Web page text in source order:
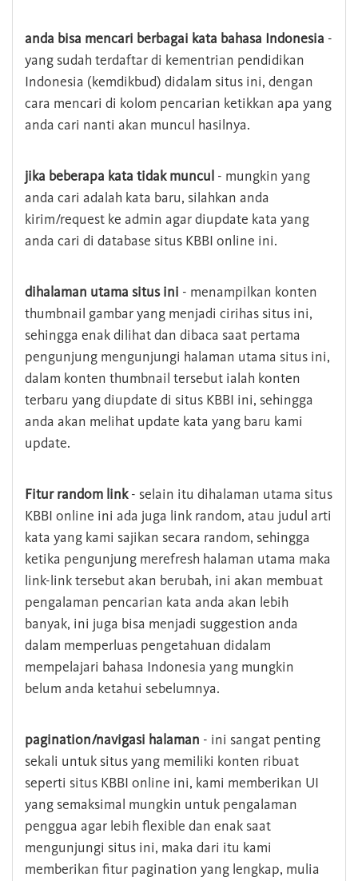
anda bisa mencari berbagai kata bahasa Indonesia -
yang sudah terdaftar di kementrian pendidikan
Indonesia (kemdikbud) didalam situs ini, dengan
cara mencari di kolom pencarian ketikkan apa yang
anda cari nanti akan muncul hasilnya.
jika beberapa kata tidak muncul - mungkin yang
anda cari adalah kata baru, silahkan anda
kirim/request ke admin agar diupdate kata yang
anda cari di database situs KBBI online ini.
dihalaman utama situs ini - menampilkan konten
thumbnail gambar yang menjadi cirihas situs ini,
sehingga enak dilihat dan dibaca saat pertama
pengunjung mengunjungi halaman utama situs ini,
dalam konten thumbnail tersebut ialah konten
terbaru yang diupdate di situs KBBI ini, sehingga
anda akan melihat update kata yang baru kami
update.
Fitur random link- selain itu dihalaman utama situs
KBBI online ini ada juga link random, atau judul arti
kata yang kami sajikan secara random, sehingga
ketika pengunjung merefresh halaman utama maka
link-link tersebut akan berubah, ini akan membuat
pengalaman pencarian kata anda akan lebih
banyak, ini juga bisa menjadi suggestion anda
dalam memperluas pengetahuan didalam
mempelajari bahasa Indonesia yang mungkin
belum anda ketahui sebelumnya.
pagination/navigasi halaman - ini sangat penting
sekali untuk situs yang memiliki konten ribuat
seperti situs KBBI online ini, kami memberikan UI
yang semaksimal mungkin untuk pengalaman
penggua agar lebih flexible dan enak saat
mengunjungi situs ini, maka dari itu kami
memberikan fitur pagination yang lengkap, mulia